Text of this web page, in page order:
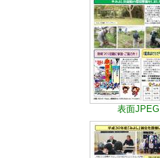
表面JPEG